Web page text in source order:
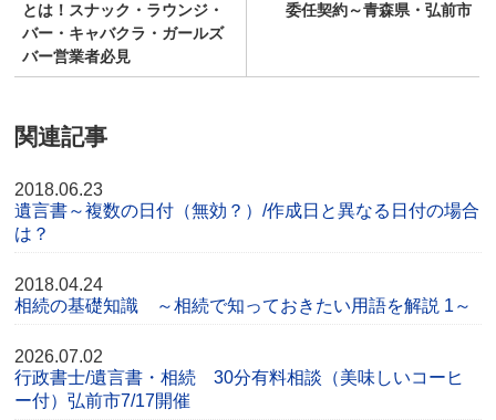
とは！スナック・ラウンジ・
バー・キャバクラ・ガールズ
バー営業者必見
委任契約～青森県・弘前市
関連記事
2018.06.23
遺言書～複数の日付（無効？）/作成日と異なる日付の場合
は？
2018.04.24
相続の基礎知識 ～相続で知っておきたい用語を解説 1～
2026.07.02
行政書士/遺言書・相続 30分有料相談（美味しいコーヒ
ー付）弘前市7/17開催